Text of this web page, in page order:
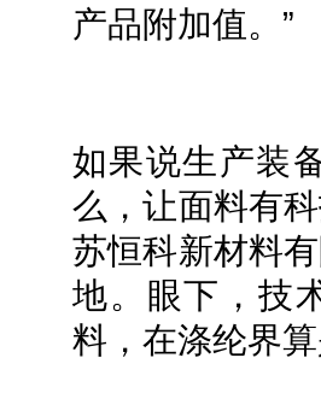
产品附加值。”
如果说生产装
么，让面料有
苏恒科新材料
地。眼下，技
料，在涤纶界算